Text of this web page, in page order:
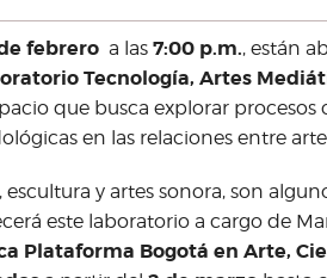
febrero a las7:00 p.m., están
Tecnología, Artes
que busca explorar procesos
en las relaciones entre
y artes sonora, son
este laboratorio a cargo de
Plataforma Bogotá en Arte,